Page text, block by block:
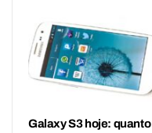
Galaxy S3 hoje: quanto